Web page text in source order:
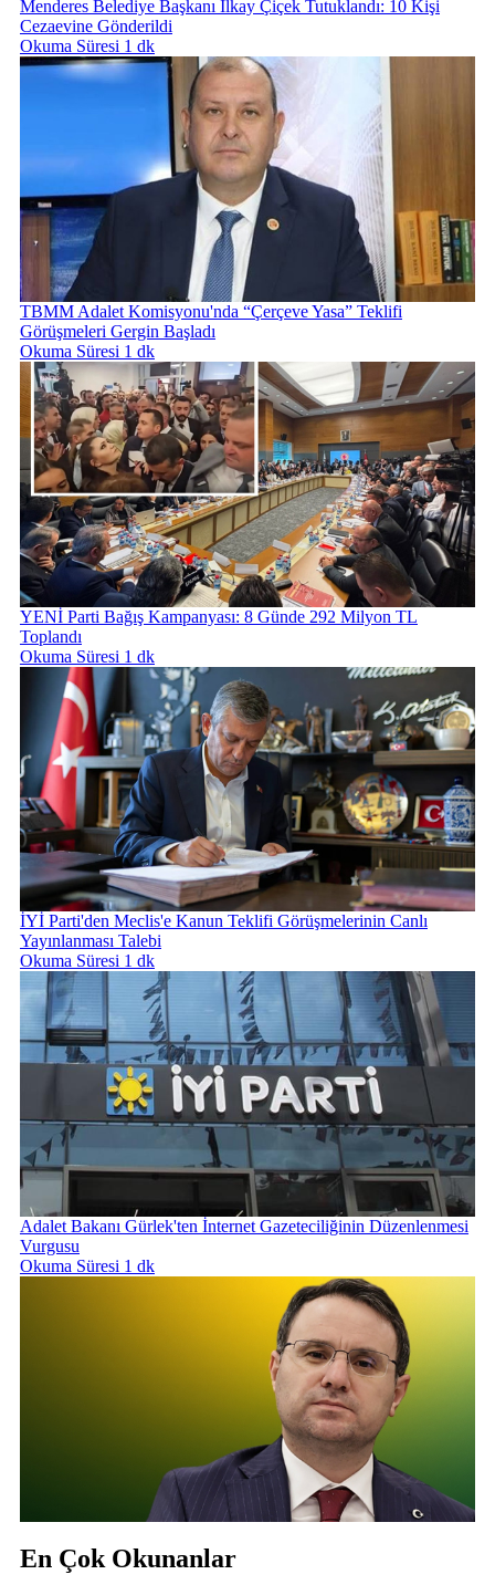
Menderes Belediye Başkanı İlkay Çiçek Tutuklandı: 10 Kişi
Cezaevine Gönderildi
Okuma Süresi 1 dk
TBMM Adalet Komisyonu'nda “Çerçeve Yasa” Teklifi
Görüşmeleri Gergin Başladı
Okuma Süresi 1 dk
YENİ Parti Bağış Kampanyası: 8 Günde 292 Milyon TL
Toplandı
Okuma Süresi 1 dk
İYİ Parti'den Meclis'e Kanun Teklifi Görüşmelerinin Canlı
Yayınlanması Talebi
Okuma Süresi 1 dk
Adalet Bakanı Gürlek'ten İnternet Gazeteciliğinin Düzenlenmesi
Vurgusu
Okuma Süresi 1 dk
En Çok Okunanlar